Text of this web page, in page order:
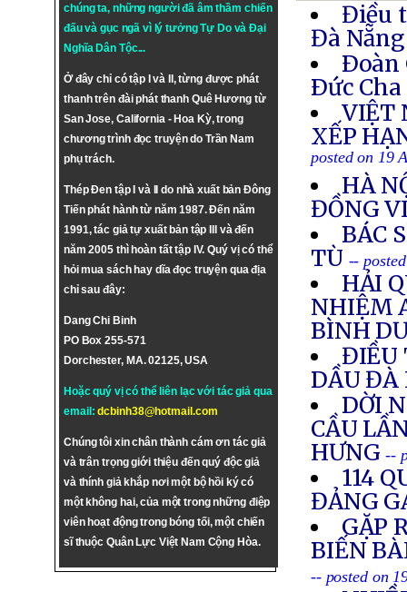
chúng ta, những người đã âm thầm chiến
đấu và gục ngã vì lý tưởngTự DovàĐại
Nghĩa Dân Tộc...
Ở đây chỉ có tập I và II, từng được phát
thanh trên đài phát thanh Quê Hương từ
San Jose, California - Hoa Kỳ, trong
chương trình đọc truyện do Trần Nam
phụ trách.
Thép Đen tập I và II do nhà xuất bản Đông
Tiến phát hành từ năm 1987. Đến năm
1991, tác giả tự xuất bản tập III và đến
năm 2005 thì hoàn tất tập IV. Quý vị có thể
hỏi mua sách hay dĩa đọc truyện qua địa
chỉ sau đây:
Dang Chi Binh
PO Box 255-571
Dorchester, MA. 02125, USA
Hoặc quý vị có thể liên lạc với tác giả qua
email:dcbinh38@hotmail.com
Chúng tôi xin chân thành cám ơn tác giả
và trân trọng giới thiệu đến quý độc giả
và thính giả khắp nơi một bộ hồi ký có
một không hai, của một trong những điệp
viên hoạt động trong bóng tối, một chiến
sĩ thuộc Quân Lực Việt Nam Cộng Hòa.
Điều
Đà Nẵng
Ðoàn
Ðức
VIỆT
XẾP
posted on 19
HÀ
ĐỒNG
BÁC
TÙ --
HẢI
NHIỆM
BÌNH
ĐIỀU
DẦU ĐÀ
DỜI
CẦU
HƯNG --
114
ĐẢNG
GẶP
BIẾN
-- posted on